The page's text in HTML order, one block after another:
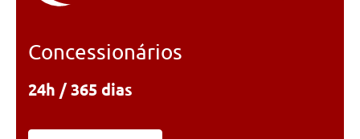
Concessionários
24h / 365 dias